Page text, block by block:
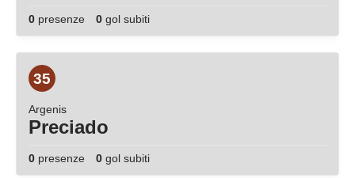
0 presenze 0 gol subiti
35
Argenis
Preciado
0 presenze 0 gol subiti